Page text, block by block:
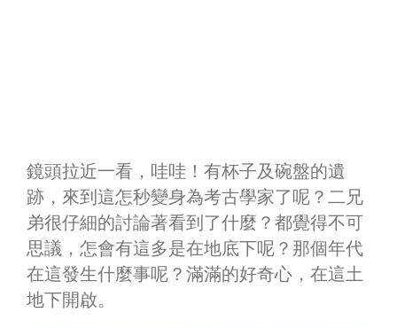
鏡頭拉近一看，哇哇！有杯子及碗盤的遺
跡，來到這怎秒變身為考古學家了呢？二兄
弟很仔細的討論著看到了什麼？都覺得不可
思議，怎會有這多是在地底下呢？那個年代
在這發生什麼事呢？滿滿的好奇心，在這土
地下開啟。